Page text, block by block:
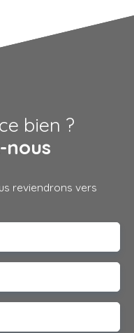
bien ?
nous
reviendrons vers